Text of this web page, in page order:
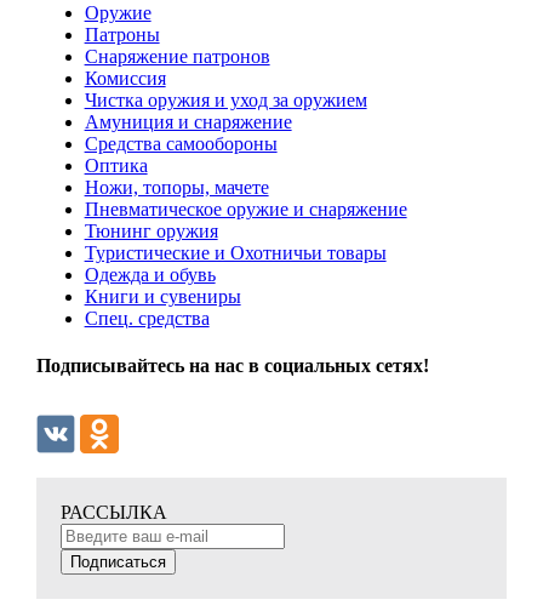
Оружие
Патроны
Снаряжение патронов
Комиссия
Чистка оружия и уход за оружием
Амуниция и снаряжение
Средства самообороны
Оптика
Ножи, топоры, мачете
Пневматическое оружие и снаряжение
Тюнинг оружия
Туристические и Охотничьи товары
Одежда и обувь
Книги и сувениры
Спец. средства
Подписывайтесь на нас в социальных сетях!
РАССЫЛКА
Подписаться